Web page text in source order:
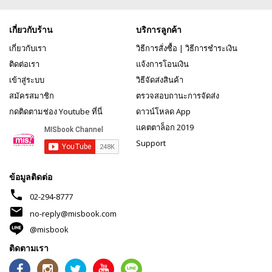
เกี่ยวกับร้าน
เกี่ยวกับเรา
ติดต่อเรา
เข้าสู่ระบบ
สมัครสมาชิก
กดติดตามช่อง Youtube ที่นี่
บริการลูกค้า
วิธีการสั่งซื้อ | วิธีการชำระเงิน
แจ้งการโอนเงิน
วิธีจัดส่งสินค้า
ตรวจสอบถานะการจัดส่ง
ดาวน์โหลด App
แคตตาล็อก 2019
Support
ข้อมูลติดต่อ
phone 02-294-8777
mail
no-reply@misbook.com
@misbook
ติดตามเรา